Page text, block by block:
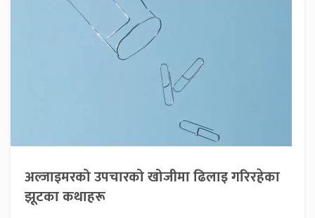
अल्जाइमरको उपचारको खोजीमा ढिलाइ गरिरहेका
झूटका कथाहरू